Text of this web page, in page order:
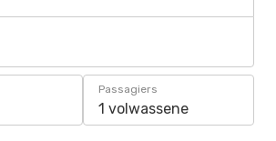
Passagiers
1 volwassene